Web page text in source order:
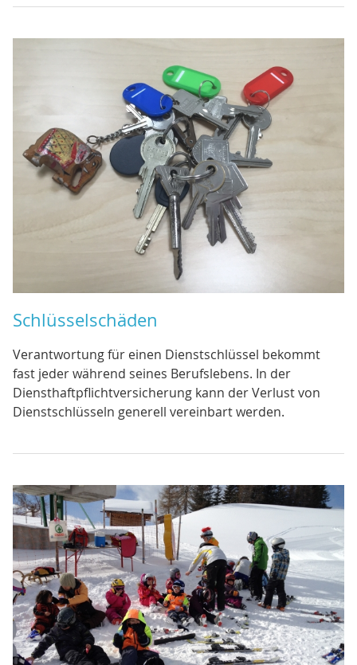
Schlüsselschäden
Verantwortung für einen Dienstschlüssel bekommt
fast jeder während seines Berufslebens. In der
Diensthaftpflichtversicherung kann der Verlust von
Dienstschlüsseln generell vereinbart werden.